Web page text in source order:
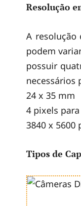
Resolução
A
podem
possuir
necessários
24 x 35 mm
4 pixels
3840 x 5600
Tipos de